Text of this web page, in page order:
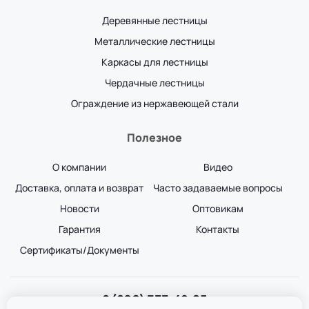
Деревянные лестницы
Металлические лестницы
Каркасы для лестницы
Чердачные лестницы
Ограждение из нержавеющей стали
Полезное
О компании
Доставка, оплата и возврат
Новости
Гарантия
Сертификаты/Документы
Видео
Часто задаваемые вопросы
Оптовикам
Контакты
8 (800) 333-49-25